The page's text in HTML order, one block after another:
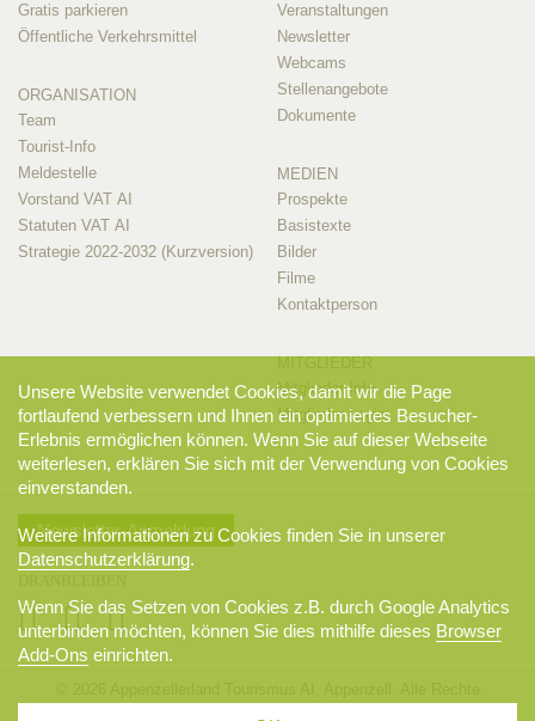
Gratis parkieren
Öffentliche Verkehrsmittel
ORGANISATION
Team
Tourist-Info
Meldestelle
Vorstand VAT AI
Statuten VAT AI
Strategie 2022-2032 (Kurzversion)
Veranstaltungen
Newsletter
Webcams
Stellenangebote
Dokumente
MEDIEN
Prospekte
Basistexte
Bilder
Filme
Kontaktperson
Mitglieder-Info
Mitglieder-Login
Newsletter-Anmeldung
Unsere Website verwendet Cookies, damit wir die Page
fortlaufend verbessern und Ihnen ein optimiertes Besucher-
Erlebnis ermöglichen können. Wenn Sie auf dieser Webseite
weiterlesen, erklären Sie sich mit der Verwendung von Cookies
einverstanden.
Weitere Informationen zu Cookies finden Sie in unserer
Datenschutzerklärung.
Wenn Sie das Setzen von Cookies z.B. durch Google Analytics
unterbinden möchten, können Sie dies mithilfe dieses Browser
Add-Ons einrichten.